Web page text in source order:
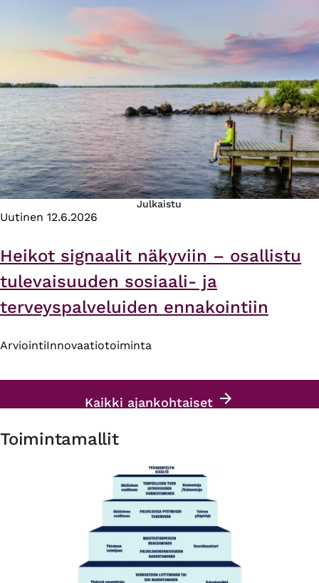
Julkaistu
Uutinen 12.6.2026
Heikot signaalit näkyviin – osallistu
tulevaisuuden sosiaali- ja
terveyspalveluiden ennakointiin
ArviointiInnovaatiotoiminta
Kaikki ajankohtaiset
Toimintamallit